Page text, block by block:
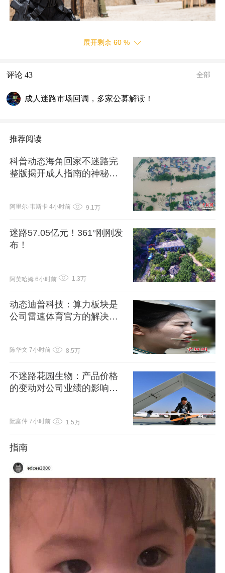
展开剩余 60 %
评论 43 全部
成人迷路市场回调，多家公募解读！
推荐阅读
科普动态海角回家不迷路完
整版揭开成人指南的神秘面
阿里尔·韦斯卡 4小时前 9.1万
迷路57.05亿元！361°刚刚发
布！
阿芙哈姆 6小时前 1.3万
动态迪普科技：算力板块是
公司雷速体育官方的解决方
陈华文 7小时前 8.5万
不迷路花园生物：产品价格
的变动对公司业绩的影响需
阮富仲 7小时前 1.5万
指南